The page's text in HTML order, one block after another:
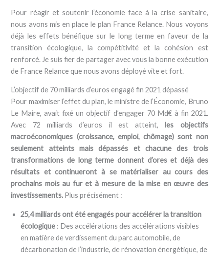
Pour réagir et soutenir l’économie face à la crise sanitaire,
nous avons mis en place le plan France Relance. Nous voyons
déjà les effets bénéfique sur le long terme en faveur de la
transition écologique, la compétitivité et la cohésion est
renforcé. Je suis fier de partager avec vous la bonne exécution
de France Relance que nous avons déployé vite et fort.
L’objectif de 70 milliards d’euros engagé fin 2021 dépassé
Pour maximiser l’effet du plan, le ministre de l’Économie, Bruno
Le Maire, avait fixé un objectif d’engager 70 Md€ à fin 2021.
Avec 72 milliards d’euros il est atteint, les objectifs
macroéconomiques (croissance, emploi, chômage) sont non
seulement atteints mais dépassés et chacune des trois
transformations de long terme donnent d’ores et déjà des
résultats et continueront à se matérialiser au cours des
prochains mois au fur et à mesure de la mise en œuvre des
investissements. Plus précisément :
25,4 milliards ont été engagés pour accélérer la transition
écologique : Des accélérations des accélérations visibles
en matière de verdissement du parc automobile, de
décarbonation de l’industrie, de rénovation énergétique, de